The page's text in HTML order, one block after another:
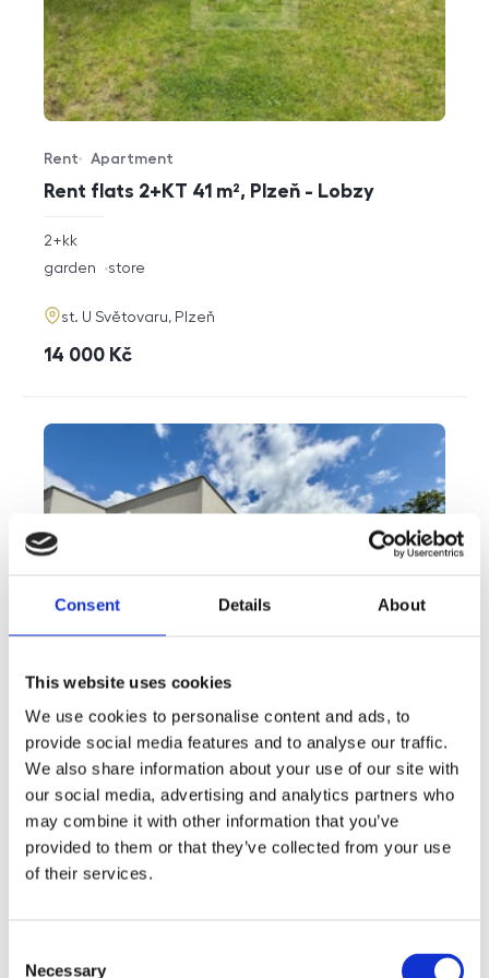
Consent Details About
This website uses cookies
We use cookies to personalise content and ads, to
provide social media features and to analyse our traffic.
We also share information about your use of our site with
our social media, advertising and analytics partners who
may combine it with other information that you’ve
provided to them or that they’ve collected from your use
of their services.
Necessary
Rent flats 2+KT 41 m², Plzeň - Lobzy
Offer type
Rent
Property type
Apartment
rozměry
disposition
2+kk
funkce
garden store
adresa
st. U Světovaru, Plzeň
cena
14 000 Kč
Sale houses Family, 181 m² - Unhošť
Offer type
Sale
Property type
House
Virtuální prohlídka
360° video
rozměry
Family
funkce
garge terrace
cena
15 500 000